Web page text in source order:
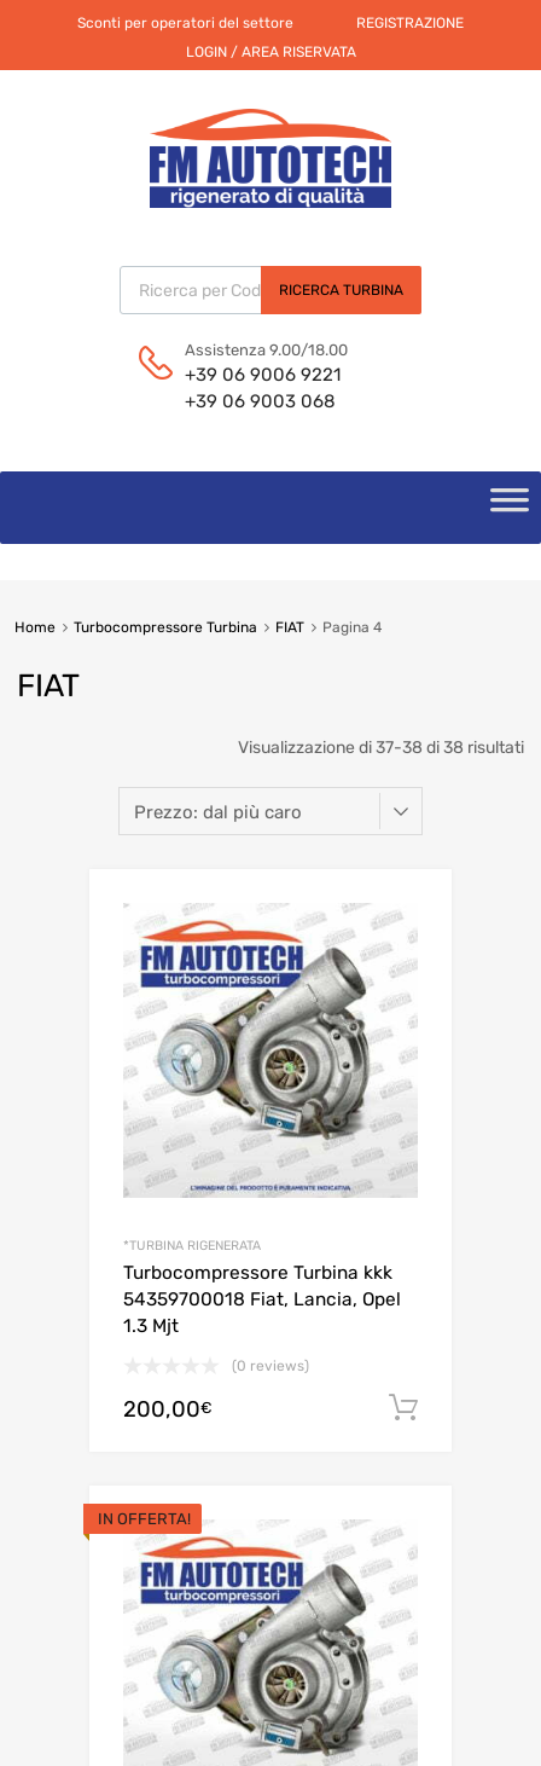
Sconti per operatori del settore
REGISTRAZIONE
LOGIN / AREA RISERVATA
Products search
RICERCA TURBINA
Assistenza 9.00/18.00
+39 06 9006 9221
+39 06 9003 068
content
Home Turbocompressore Turbina FIAT Pagina 4
FIAT
Visualizzazione di 37-38 di 38 risultati
*TURBINA RIGENERATA
Turbocompressore Turbina kkk
54359700018 Fiat, Lancia, Opel
1.3 Mjt
(0 reviews)
200,00€
IN OFFERTA!